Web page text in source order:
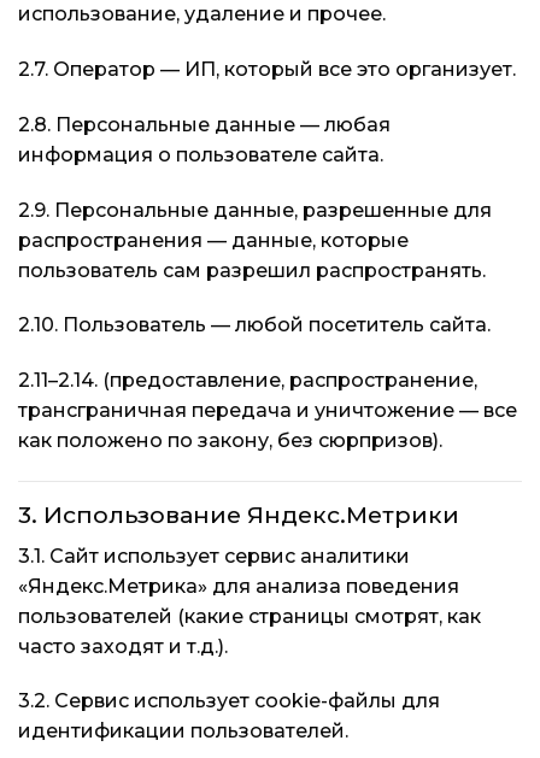
использование, удаление и прочее.
2.7. Оператор — ИП, который все это организует.
2.8. Персональные данные — любая
информация о пользователе сайта.
2.9. Персональные данные, разрешенные для
распространения — данные, которые
пользователь сам разрешил распространять.
2.10. Пользователь — любой посетитель сайта.
2.11–2.14. (предоставление, распространение,
трансграничная передача и уничтожение — все
как положено по закону, без сюрпризов).
3. Использование Яндекс.Метрики
3.1. Сайт использует сервис аналитики
«Яндекс.Метрика» для анализа поведения
пользователей (какие страницы смотрят, как
часто заходят и т.д.).
3.2. Сервис использует cookie-файлы для
идентификации пользователей.
Меню ×
Подарочные сертификаты
Магазины
Контакты
Доставка и оплата
Меню ×
Подарочные сертификаты
Магазины
Контакты
Доставка и оплата
Меню ×
Подарочные сертификаты
Магазины
Контакты
Доставка и оплата